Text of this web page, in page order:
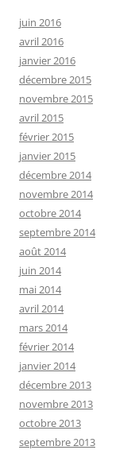
juin 2016
avril 2016
janvier 2016
décembre 2015
novembre 2015
avril 2015
février 2015
janvier 2015
décembre 2014
novembre 2014
octobre 2014
septembre 2014
août 2014
juin 2014
mai 2014
avril 2014
mars 2014
février 2014
janvier 2014
décembre 2013
novembre 2013
octobre 2013
septembre 2013